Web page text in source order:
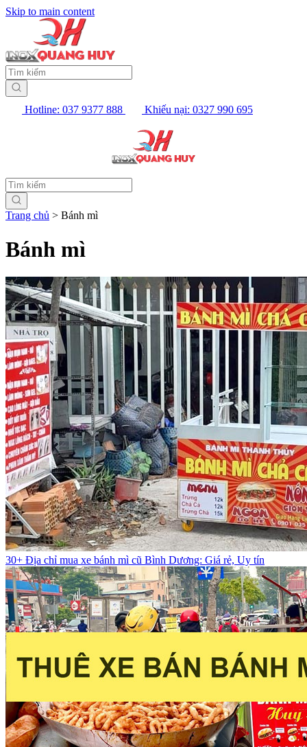
Skip to main content
Hotline: 037 9377 888 Khiếu nại: 0327 990 695
Trang chủ > Bánh mì
Bánh mì
30+ Địa chỉ mua xe bánh mì cũ Bình Dương: Giá rẻ, Uy tín